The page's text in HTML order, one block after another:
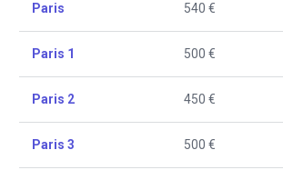
Paris 540 €
Paris 1 500 €
Paris 2 450 €
Paris 3 500 €